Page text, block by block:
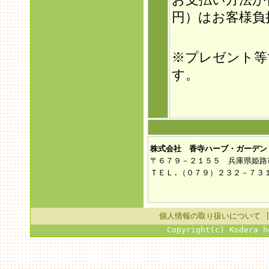
円）はお客様
※プレゼント等
す。
株式会社 香寺ハーブ・ガーデン
〒６７９－２１５５ 兵庫県姫路
ＴＥＬ.（０７９）２３２－７
個人情報の取り扱いについて
Copyright(c) Kodera